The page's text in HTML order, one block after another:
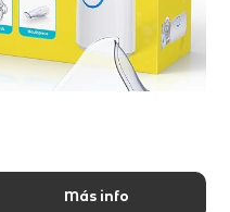
Más info